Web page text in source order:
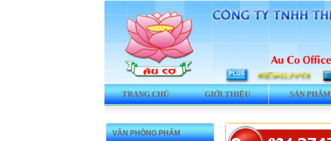
TRANG CHỦ GIỚI THIỆU SẢN PHẨM
VĂN PHÒNG PHẨM